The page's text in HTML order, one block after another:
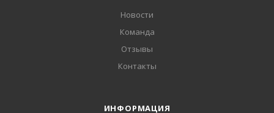
Новости
Команда
Отзывы
Контакты
ИНФОРМАЦИЯ